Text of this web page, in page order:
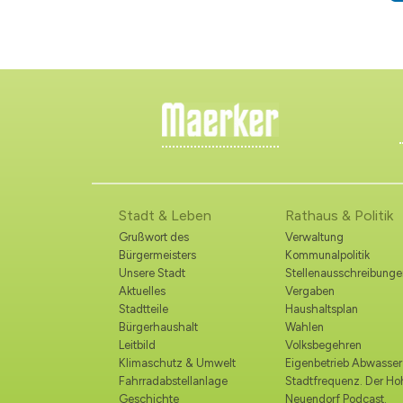
Stadt & Leben
Grußwort des
Bürgermeisters
Unsere Stadt
Aktuelles
Stadtteile
Bürgerhaushalt
Leitbild
Klimaschutz & Umwelt
Fahrradabstellanlage
Geschichte
Rathaus & Politik
Verwaltung
Kommunalpolitik
Vergaben
Haushaltsplan
Wahlen
Volksbegehren
Eigenbetrieb Abwasser
Stadtfrequenz. Der
Neuendorf Podcast.